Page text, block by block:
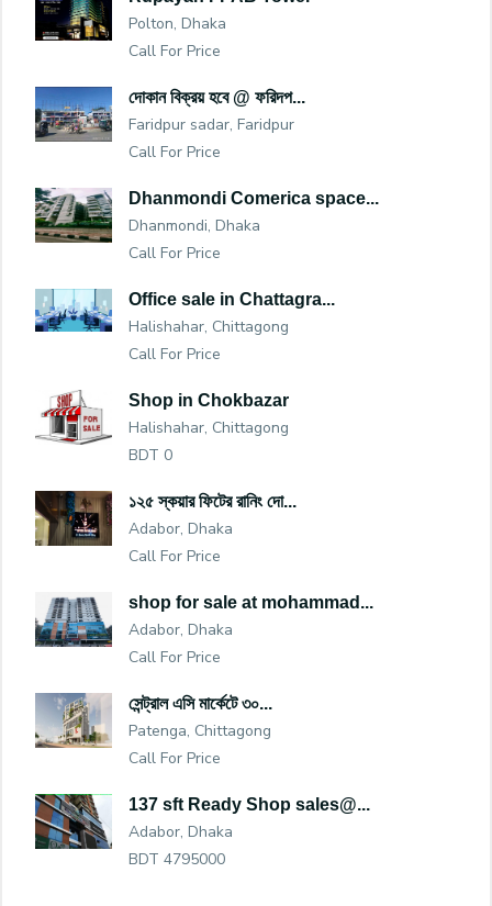
Polton, Dhaka
Call For Price
দোকান বিক্রয় হবে @ ফরিদপ...
Faridpur sadar, Faridpur
Call For Price
Dhanmondi Comerica space...
Dhanmondi, Dhaka
Call For Price
Office sale in Chattagra...
Halishahar, Chittagong
Call For Price
Shop in Chokbazar
Halishahar, Chittagong
BDT 0
১২৫ স্কয়ার ফিটের রানিং দো...
Adabor, Dhaka
Call For Price
shop for sale at mohammad...
Adabor, Dhaka
Call For Price
সেন্ট্রাল এসি মার্কেটে ৩০...
Patenga, Chittagong
Call For Price
137 sft Ready Shop sales@...
Adabor, Dhaka
BDT 4795000